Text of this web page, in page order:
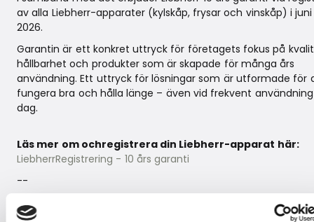
av alla Liebherr-apparater (kylskåp, frysar och vinskåp) i
2026.
Garantin är ett konkret uttryck för företagets fokus på
hållbarhet och produkter som är skapade för många års
användning. Ett uttryck för lösningar som är utformade för
fungera bra och hålla länge – även vid frekvent
dag.
Läs mer om ochregistrera din Liebherr-apparat här:
LiebherrRegistrering - 10 års garanti
--
Länk till högupplösta bilder: